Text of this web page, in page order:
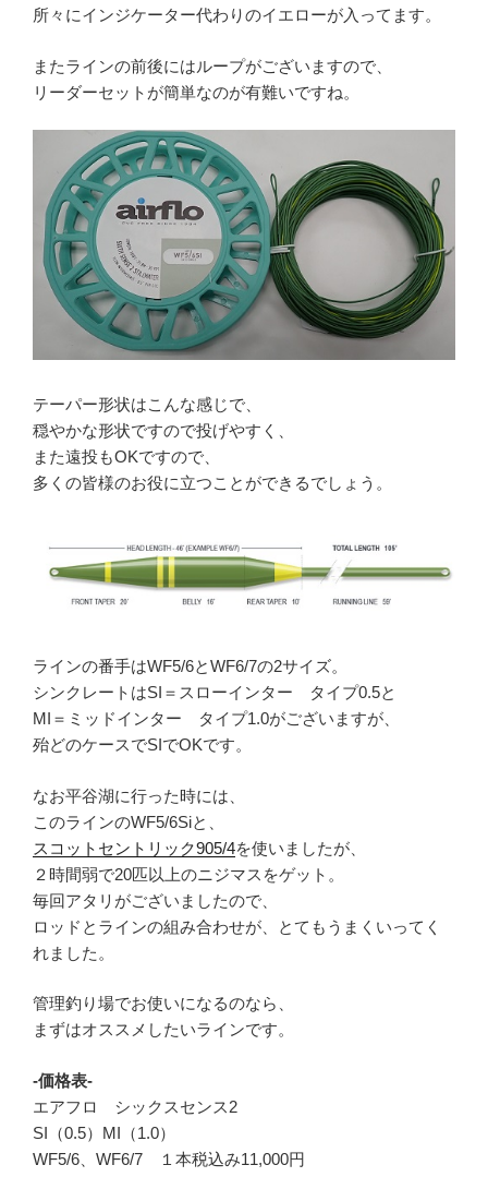
所々にインジケーター代わりのイエローが入ってます。
またラインの前後にはループがございますので、
リーダーセットが簡単なのが有難いですね。
テーパー形状はこんな感じで、
穏やかな形状ですので投げやすく、
また遠投もOKですので、
多くの皆様のお役に立つことができるでしょう。
ラインの番手はWF5/6とWF6/7の2サイズ。
シンクレートはSI＝スローインター タイプ0.5と
MI＝ミッドインター タイプ1.0がございますが、
殆どのケースでSIでOKです。
なお平谷湖に行った時には、
このラインのWF5/6Siと、
スコットセントリック905/4を使いましたが、
２時間弱で20匹以上のニジマスをゲット。
毎回アタリがございましたので、
ロッドとラインの組み合わせが、とてもうまくいってく
れました。
管理釣り場でお使いになるのなら、
まずはオススメしたいラインです。
-価格表-
エアフロ シックスセンス2
SI（0.5）MI（1.0）
WF5/6、WF6/7 １本税込み11,000円